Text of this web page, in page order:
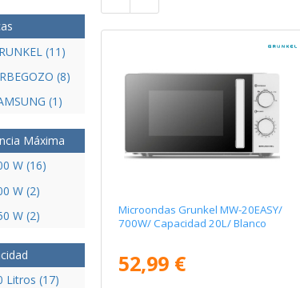
(11)
(8)
(1)
Máxima
W (16)
W (2)
W (2)
Litros (17)
Microondas Grunkel MW-20EASY/
700W/ Capacidad 20L/ Blanco
52,99 €